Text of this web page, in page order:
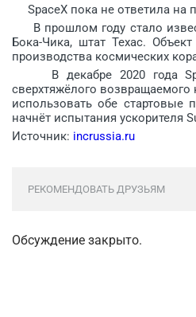
SpaceX пока не ответила на
В прошлом году стало
Бока-Чика, штат Техас.
производства космических
В декабре 2020 года
сверхтяжёлого возвращаемого
использовать обе
начнёт испытания ускорителя
Источник: incrussia.ru
РЕКОМЕНДОВАТЬ ДРУЗЬЯМ
Обсуждение закрыто.